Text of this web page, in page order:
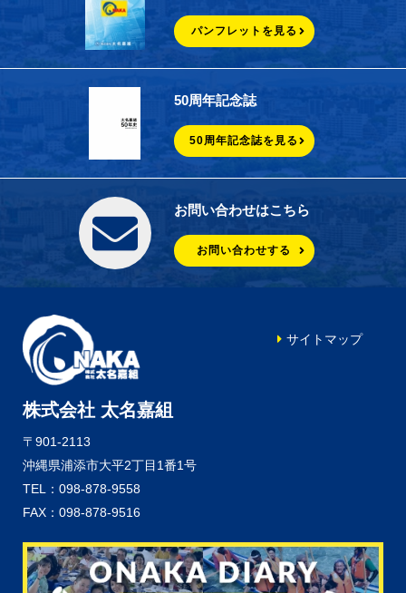
パンフレットを見る
50周年記念誌
50周年記念誌を見る
お問い合わせはこちら
お問い合わせする
株式会社 太名嘉組
〒901-2113
沖縄県浦添市大平2丁目1番1号
TEL：098-878-9558
FAX：098-878-9516
サイトマップ